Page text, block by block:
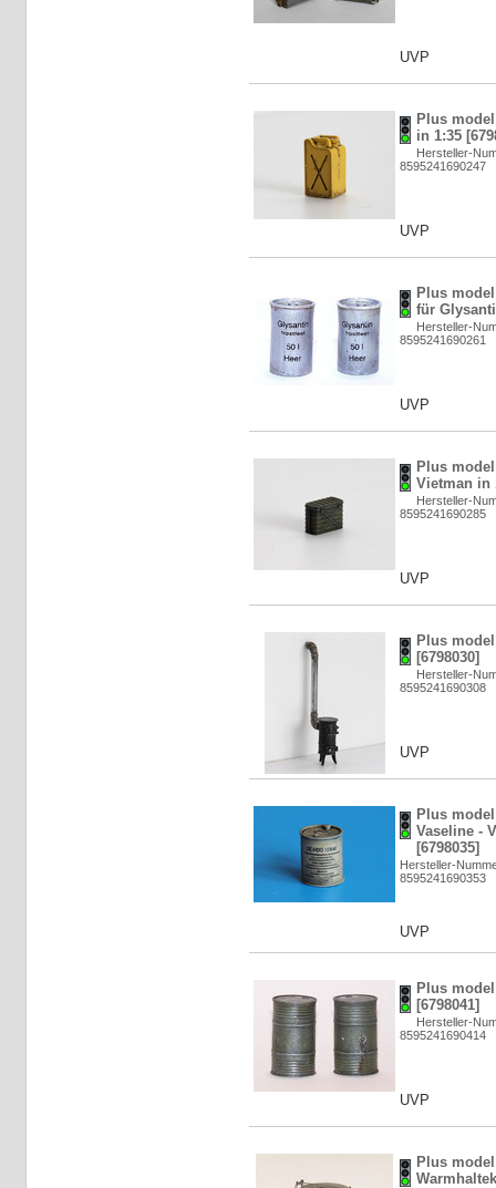
UVP
Plus
in 1:35
Hersteller-
8595241690247
UVP
Plus
für
Hersteller-
8595241690261
UVP
Plus
Vietman in
Hersteller-
8595241690285
UVP
Plus
[6798030]
Hersteller-
8595241690308
UVP
Plus
Vaseline -
[6798035]
Hersteller-
8595241690353
UVP
Plus
[6798041]
Hersteller-
8595241690414
UVP
Plus